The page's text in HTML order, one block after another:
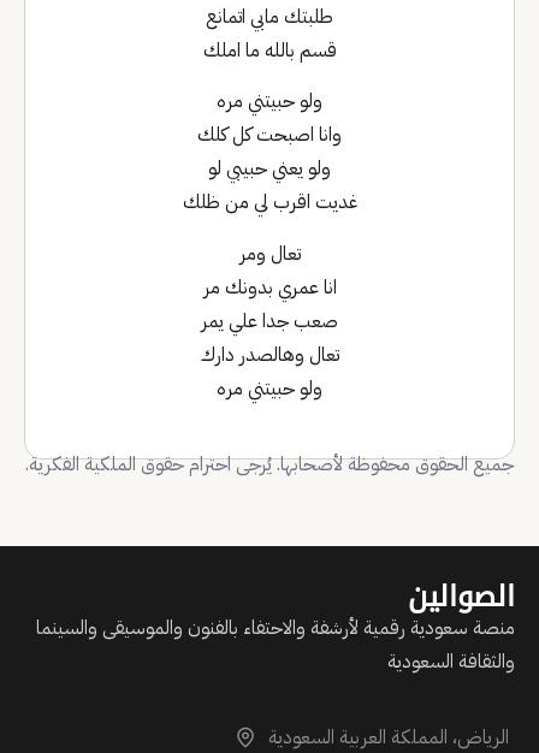
طلبتك مابي اتمانع
قسم بالله ما املك
ولو حبيتني مره
وانا اصبحت كل كلك
ولو يعني حبيبي لو
غديت اقرب لي من ظلك
تعال ومر
انا عمري بدونك مر
صعب جدا علي يمر
تعال وهالصدر دارك
ولو حبيتني مره
جميع الحقوق محفوظة لأصحابها. يُرجى احترام حقوق الملكية الفكرية.
الصوالين
منصة سعودية رقمية لأرشفة والاحتفاء بالفنون والموسيقى والسينما
والثقافة السعودية
الرياض، المملكة العربية السعودية